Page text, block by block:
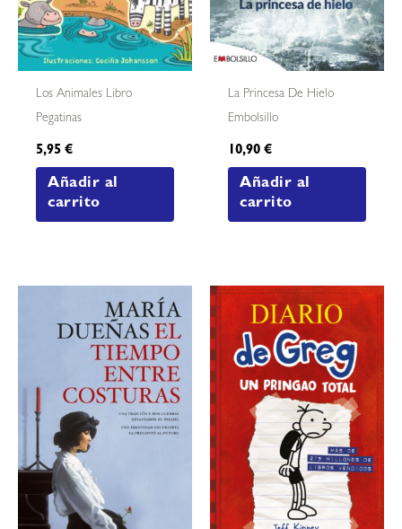
Los Animales Libro
Pegatinas
5,95€
Añadir al
carrito
La Princesa De Hielo
Embolsillo
10,90€
Añadir al
carrito